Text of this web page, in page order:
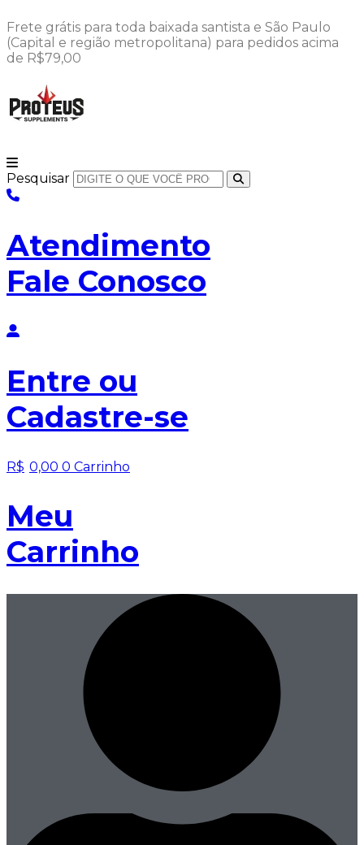
para
o
conteúdo
Frete grátis para toda baixada santista e São Paulo
(Capital e região metropolitana) para pedidos acima
de R$79,00
Pesquisar
Atendimento
Fale Conosco
Entre ou
Cadastre-se
R$ 0,00 0 Carrinho
Meu
Carrinho